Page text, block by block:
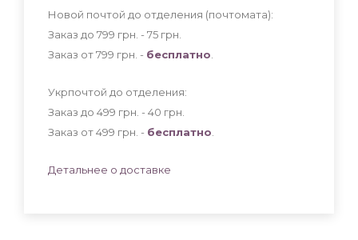
Новой почтой до отделения (почтомата):
Заказ до 799 грн. - 75 грн
Заказ от 799 грн. - бесплатно
Укрпочтой до отделения:
Заказ до 499 грн. - 40 грн
Заказ от 499 грн. - бесплатно
Детальнее о доставке